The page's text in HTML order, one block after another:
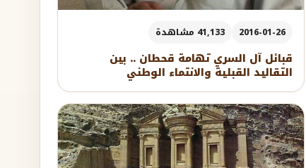
2016-01-26 41,133 مشاهدة
قبائل آل السري تهامة قحطان .. بين
التقاليد القبلية والانتماء الوطني